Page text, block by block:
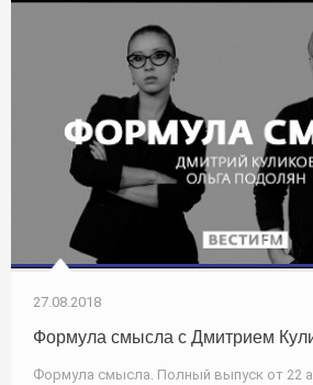
27.08.2018
Формула смысла с Дмитрием
Формула смысла. Полный выпуск от 22